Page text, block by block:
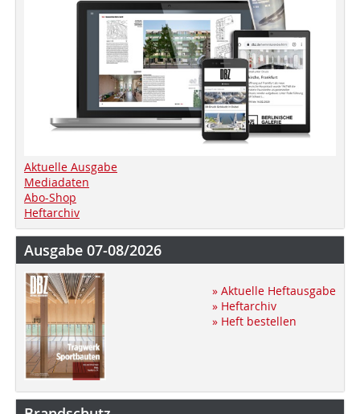
Aktuelle Ausgabe
Mediadaten
Abo-Shop
Heftarchiv
Ausgabe 07-08/2026
» Aktuelle Heftausgabe
» Heftarchiv
» Heft bestellen